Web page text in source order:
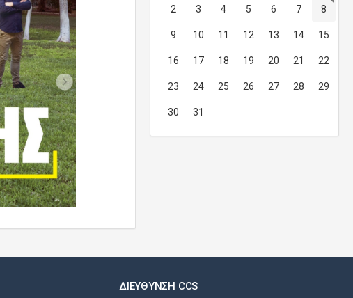
2 3 4 5 6 7 8
9 10 11 12 13 14 15
16 17 18 19 20 21 22
23 24 25 26 27 28 29
30 31
ΔΙΕΎΘΥΝΣΗ CCS